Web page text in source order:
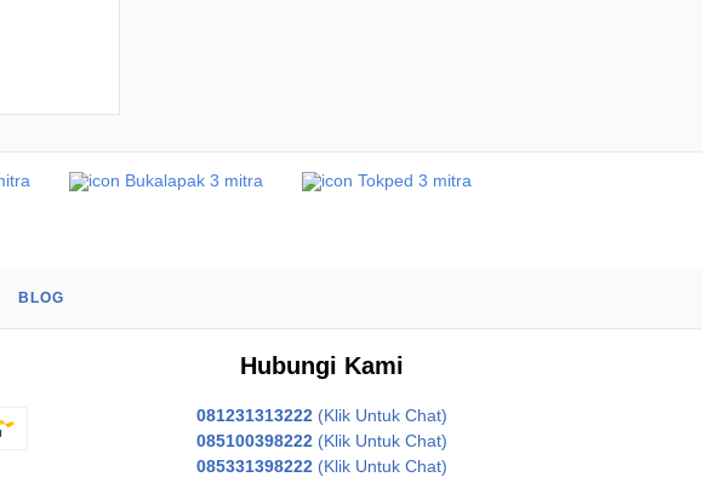
BLOG
Hubungi Kami
081231313222 (Klik Untuk Chat)
085100398222 (Klik Untuk Chat)
085331398222 (Klik Untuk Chat)